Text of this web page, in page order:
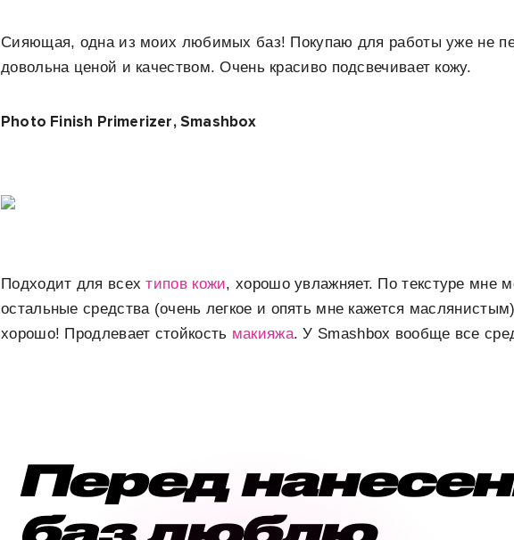
Сияющая, одна из моих любимых баз! Покупаю для работы уже не
довольна ценой и качеством. Очень красиво подсвечивает кожу.
Photo Finish Primerizer, Smashbox
Подходит для всехтипов кожи, хорошо увлажняет. По текстуре мне
остальные средства (очень легкое и опять мне кажется
хорошо! Продлевает стойкость макияжа. У Smashbox вообще все
Перед
баз люблю